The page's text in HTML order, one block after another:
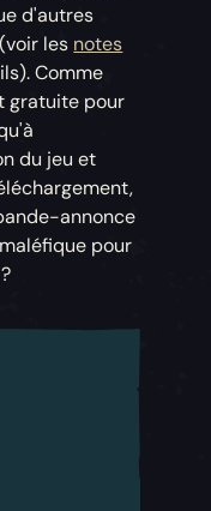
d'autres
les notes
Comme
gratuite pour
du jeu et
annonce
pour